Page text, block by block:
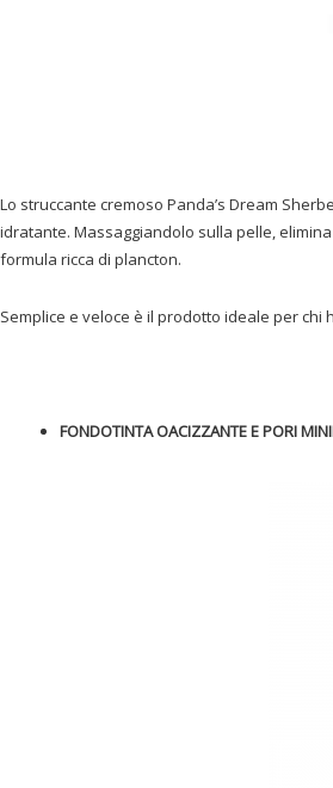
Lo struccante cremoso Panda’s Dream
idratante. Massaggiandolo sulla pelle,
formula ricca di plancton.
Semplice e veloce è il prodotto ideale per
FONDOTINTA OACIZZANTE E PORI